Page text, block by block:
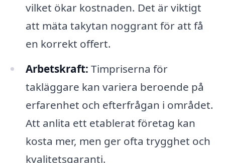
vilket ökar kostnaden. Det är viktigt
att mäta takytan noggrant för att få
en korrekt offert.
Arbetskraft: Timpriserna för
takläggare kan variera beroende på
erfarenhet och efterfrågan i området.
Att anlita ett etablerat företag kan
kosta mer, men ger ofta trygghet och
kvalitetsgaranti.